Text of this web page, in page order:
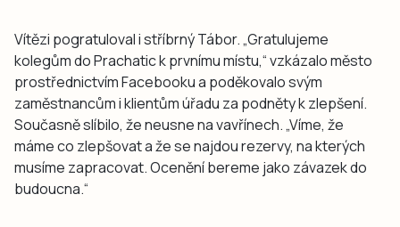
Vítězi pogratuloval i stříbrný Tábor. „​Gratulujeme
kolegům do Prachatic k prvnímu místu,“ vzkázalo město
prostřednictvím Facebooku a poděkovalo ​svým
zaměstnancům i klientům úřadu za podněty k zlepšení. ​
Současně slíbilo, že neusne na vavřínech. „​Víme, že
máme co zlepšovat a že se najdou rezervy, na kterých
musíme zapracovat. Ocenění bereme jako závazek do
budoucna.“